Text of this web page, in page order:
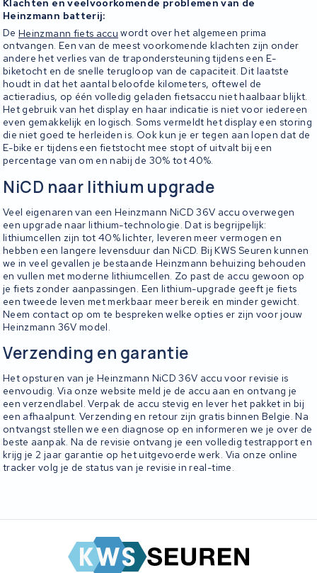
Klachten en veelvoorkomende problemen van de
Heinzmann batterij:
DeHeinzmann fiets accu wordt over het algemeen prima
ontvangen. Een van de meest voorkomende klachten zijn onder
andere het verlies van de trapondersteuning tijdens een E-
biketocht en de snelle terugloop van de capaciteit. Dit laatste
houdt in dat het aantal beloofde kilometers, oftewel de
actieradius, op één volledig geladen fietsaccu niet haalbaar blijkt.
Het gebruik van het display en haar indicatie is niet voor iedereen
even gemakkelijk en logisch. Soms vermeldt het display een storing
die niet goed te herleiden is. Ook kun je er tegen aan lopen dat de
E-bike er tijdens een fietstocht mee stopt of uitvalt bij een
percentage van om en nabij de 30% tot 40%.
NiCD naar lithium upgrade
Veel eigenaren van een Heinzmann NiCD 36V accu overwegen
een upgrade naar lithium-technologie. Dat is begrijpelijk:
lithiumcellen zijn tot 40% lichter, leveren meer vermogen en
hebben een langere levensduur dan NiCD. Bij KWS Seuren kunnen
we in veel gevallen je bestaande Heinzmann behuizing behouden
en vullen met moderne lithiumcellen. Zo past de accu gewoon op
je fiets zonder aanpassingen. Een lithium-upgrade geeft je fiets
een tweede leven met merkbaar meer bereik en minder gewicht.
Neem contact op om te bespreken welke opties er zijn voor jouw
Heinzmann 36V model.
Verzending en garantie
Het opsturen van je Heinzmann NiCD 36V accu voor revisie is
eenvoudig. Via onze website meld je de accu aan en ontvang je
een verzendlabel. Verpak de accu stevig en lever het pakket in bij
een afhaalpunt. Verzending en retour zijn gratis binnen Belgie. Na
ontvangst stellen we een diagnose op en informeren we je over de
beste aanpak. Na de revisie ontvang je een volledig testrapport en
krijg je 2 jaar garantie op het uitgevoerde werk. Via onze online
tracker volg je de status van je revisie in real-time.